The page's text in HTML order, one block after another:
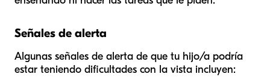
Señales de alerta
Algunas señales de alerta de que tu hijo/a podría
estar teniendo dificultades con la vista incluyen: